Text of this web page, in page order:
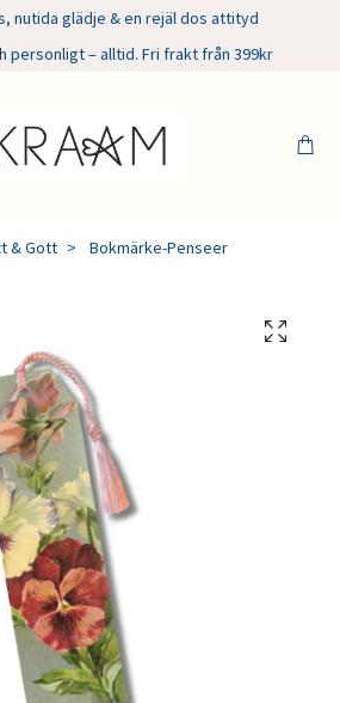
nutida glädje & en rejäl dos attityd
personligt – alltid. Fri frakt från 399kr
& Gott Bokmärke-Penseer